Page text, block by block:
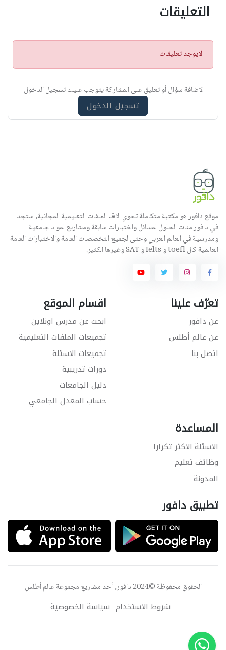
التعليقات
ت
ن
ي
لايوجد تعليقات
لاضافة سؤال أو تعليق على المشاركة يتوجب عليك تسجيل الدخول
تسجيل الدخول
موقع دافور هو مكتبة متكاملة تحوي الاف الملفات التعليمية المجانية, ستجد
في دافور مئات الحلول لمسائل واختبارات سابقة ومشاريع لمواد جامعية
ومدرسية في العالم العربي وحتى لجميع التخصصات العامة والاختبارات العامة
العالمية كال toefl و Ielts و SAT وغيرها الكثير.
تعرّف علينا
عن دافور
عن عالم أطلس
اتصل بنا
اقسام الموقع
ابحث عن مدرس اونلاين
تجميعات الملفات التعليمية
تجميعات الاسئلة
دورات تدريبية
دليل الجامعات
حساب المعدل الجامعي
المساعدة
الاسئلة الاكثر تكرارا
وظائف تعليم
المدونة
تطبيق دافور
الحقوق محفوظة ©2024 دافور, أحد مشاريع مجموعة عالم أطلس
شروط الاستخدام سياسة الخصوصية